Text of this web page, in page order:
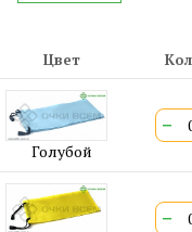
Цвет
Голубой
−
−